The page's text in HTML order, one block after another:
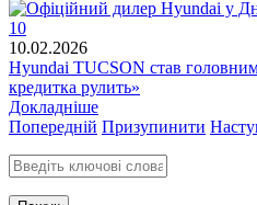
10.02.2026
Hyundai TUCSON став
кредитка рулить»
Докладніше
Попередній Призупинити
Введіть ключові слова для